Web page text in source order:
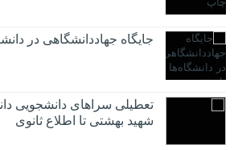
جایگاه جهاددانشگاهی در
تعطیلی سراهای دانشجویی
شهید بهشتی تا اطلاع ثانوی